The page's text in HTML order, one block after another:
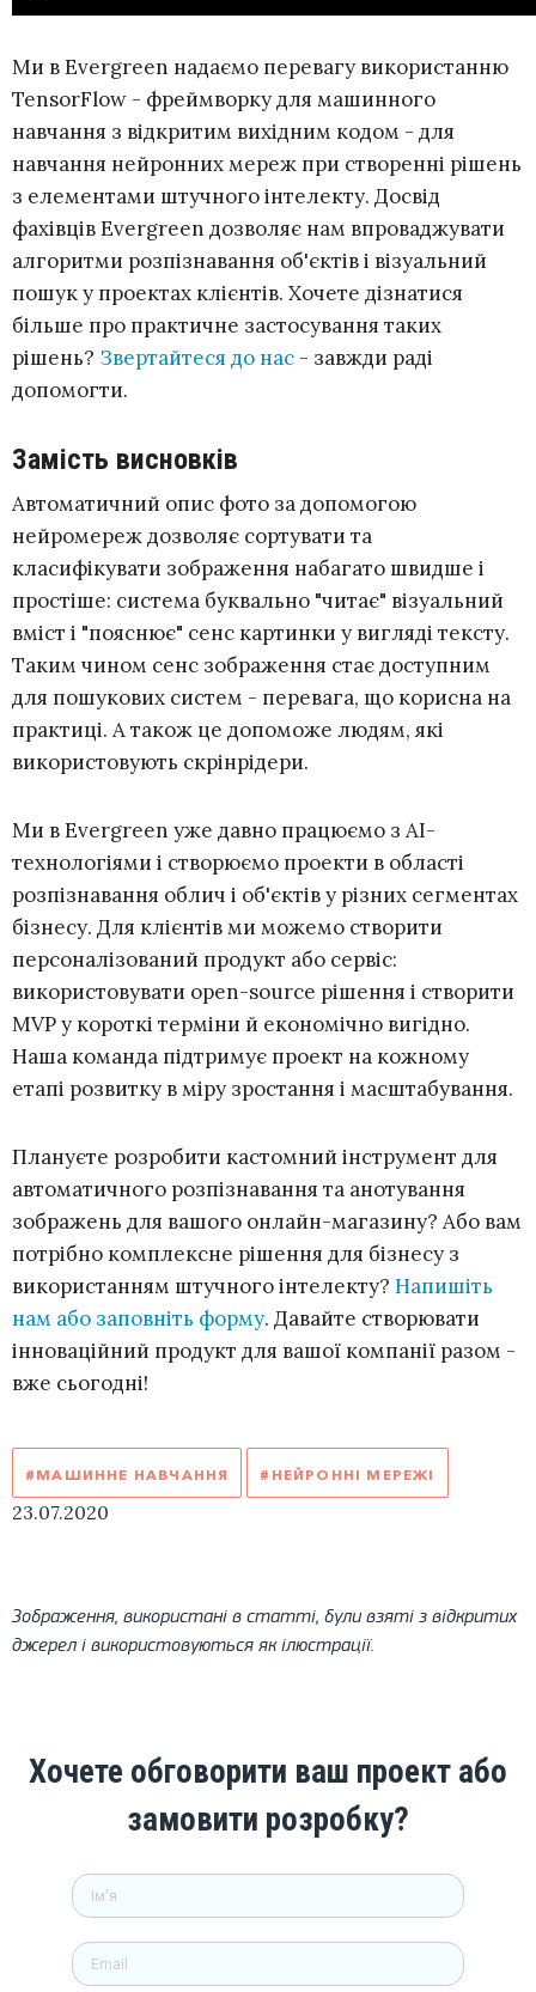
Ми в Evergreen надаємо перевагу використанню
TensorFlow - фреймворку для машинного
навчання з відкритим вихідним кодом - для
навчання нейронних мереж при створенні рішень
з елементами штучного інтелекту. Досвід
фахівців Evergreen дозволяє нам впроваджувати
алгоритми розпізнавання об'єктів і візуальний
пошук у проектах клієнтів. Хочете дізнатися
більше про практичне застосування таких
рішень? Звертайтеся до нас - завжди раді
допомогти.
Замість висновків
Автоматичний опис фото за допомогою
нейромереж дозволяє сортувати та
класифікувати зображення набагато швидше і
простіше: система буквально "читає" візуальний
вміст і "пояснює" сенс картинки у вигляді тексту.
Таким чином сенс зображення стає доступним
для пошукових систем - перевага, що корисна на
практиці. А також це допоможе людям, які
використовують скрінрідери.
Ми в Evergreen уже давно працюємо з АІ-
технологіями і створюємо проекти в області
розпізнавання облич і об'єктів у різних сегментах
бізнесу. Для клієнтів ми можемо створити
персоналізований продукт або сервіс:
використовувати open-source рішення і створити
MVP у короткі терміни й економічно вигідно.
Наша команда підтримує проект на кожному
етапі розвитку в міру зростання і масштабування.
Плануєте розробити кастомний інструмент для
автоматичного розпізнавання та анотування
зображень для вашого онлайн-магазину? Або вам
потрібно комплексне рішення для бізнесу з
використанням штучного інтелекту? Напишіть
нам або заповніть форму. Давайте створювати
інноваційний продукт для вашої компанії разом -
вже сьогодні!
#МАШИННЕ НАВЧАННЯ #НЕЙРОННІ МЕРЕЖІ
23.07.2020
Зображення, використані в статті, були взяті з відкритих
джерел і використовуються як ілюстрації.
Хочете обговорити ваш проект або
замовити розробку?